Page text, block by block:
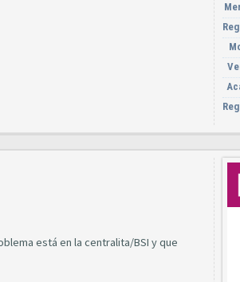
está en la centralita/BSI y que